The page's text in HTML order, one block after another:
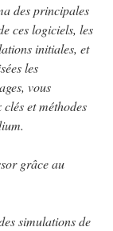
des principales
ces logiciels, les
initiales, et
les
vous
et méthodes
grâce au
simulations de